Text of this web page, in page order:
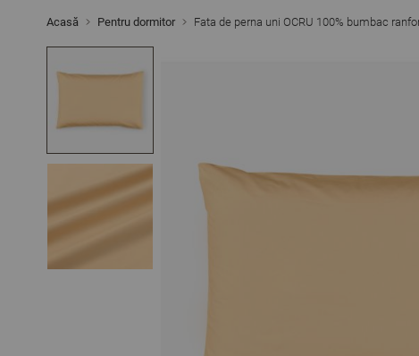
Acasă Pentru dormitor Fata de perna uni OCRU 100% bumbac